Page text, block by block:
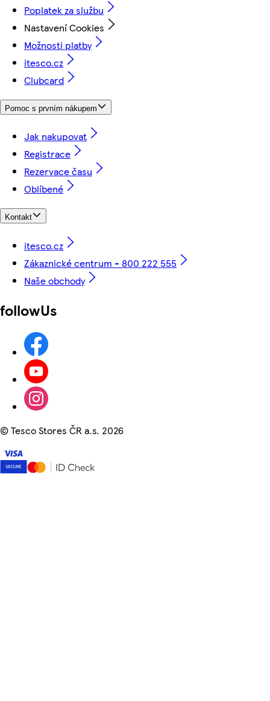
Poplatek za službu
Nastavení Cookies
Možnosti platby
itesco.cz
Clubcard
Pomoc s prvním nákupem
Jak nakupovat
Registrace
Rezervace času
Oblíbené
Kontakt
itesco.cz
Zákaznické centrum - 800 222 555
Naše obchody
followUs
©Tesco Stores ČR a.s. 2026